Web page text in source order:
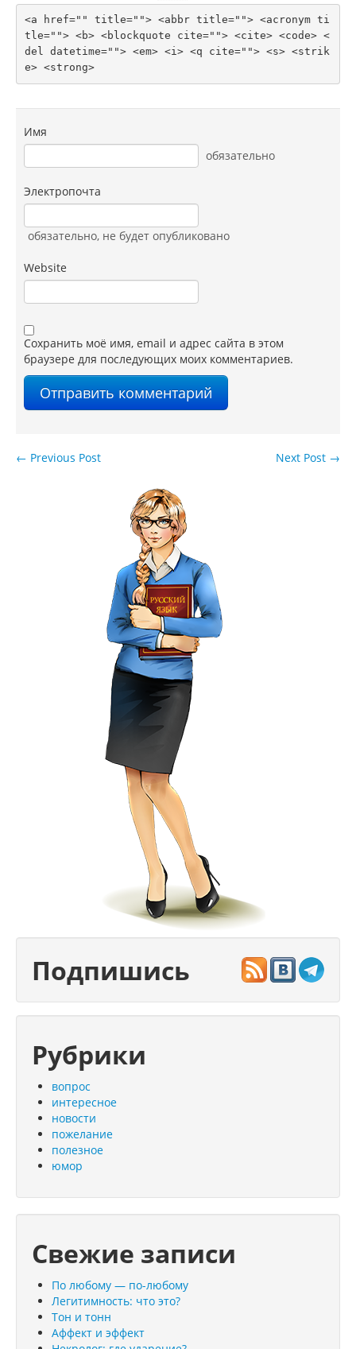
<a href="" title=""> <abbr title=""> <acronym ti
tle=""> <b> <blockquote cite=""> <cite> <code> <
del datetime=""> <em> <i> <q cite=""> <s> <strik
e> <strong>
Имя
обязательно
Электропочта
обязательно, не будет опубликовано
Website
Сохранить моё имя, email и адрес сайта в этом
браузере для последующих моих комментариев.
Next Post →
← Previous Post
Подпишись
Рубрики
вопрос
интересное
новости
пожелание
полезное
юмор
Свежие записи
По любому — по-любому
Легитимность: что это?
Тон и тонн
Аффект и эффект